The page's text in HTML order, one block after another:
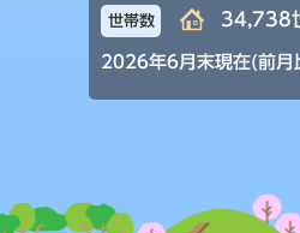
世帯数 34,738
2026年6月末現在(前月